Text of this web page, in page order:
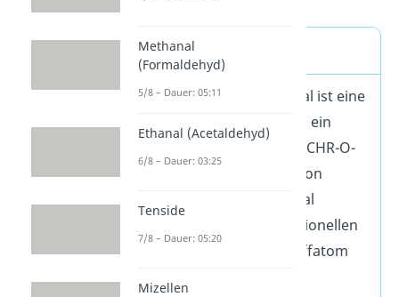
Definition
Ein Acetal oder Vollacetal ist eine
organische Verbindung, ein
-O-CHR-O-
, der durch Addition von
Alkohol an ein Halbacetal
entsteht. Die zwei funktionellen
Gruppen am Kohlenstoffatom
Methanal
(Formaldehyd)
5/8 – Dauer: 05:11
Ethanal (Acetaldehyd)
6/8 – Dauer: 03:25
Tenside
7/8 – Dauer: 05:20
Mizellen